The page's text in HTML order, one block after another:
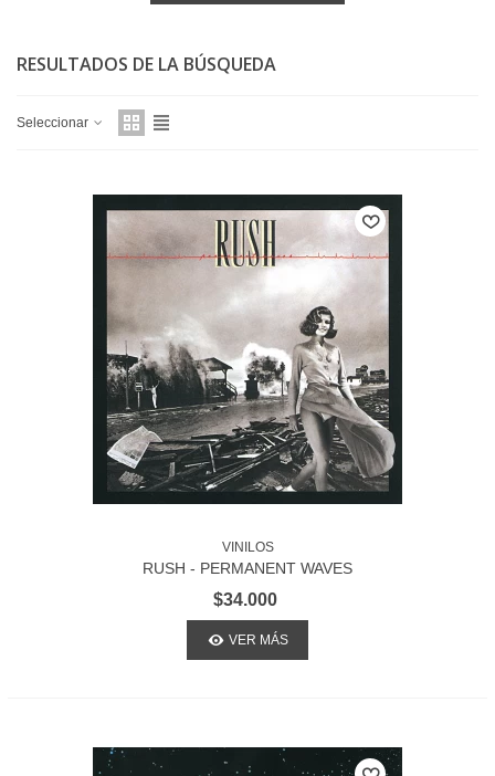
RESULTADOS DE LA BÚSQUEDA
Seleccionar
VINILOS
RUSH - PERMANENT WAVES
$34.000
VER MÁS